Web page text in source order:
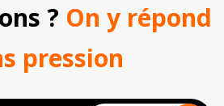
? On y répond
pression